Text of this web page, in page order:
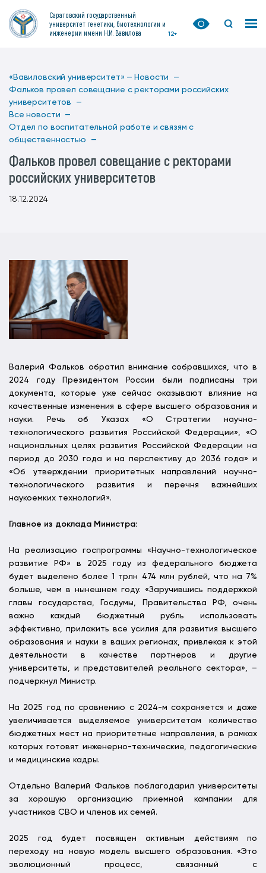
Саратовский государственный
университет генетики, биотехнологии и
инженерии имени Н.И. Вавилова
12+
«Вавиловский университет» — Новости —
Фальков провел совещание с ректорами российских
университетов —
Все новости —
Отдел по воспитательной работе и связям с
общественностью —
Фальков провел совещание с ректорами
российских университетов
18.12.2024
Валерий Фальков обратил внимание собравшихся, что в
2024 году Президентом России были подписаны три
документа, которые уже сейчас оказывают влияние на
качественные изменения в сфере высшего образования и
науки. Речь об Указах «О Стратегии научно-
технологического развития Российской Федерации», «О
национальных целях развития Российской Федерации на
период до 2030 года и на перспективу до 2036 года» и
«Об утверждении приоритетных направлений научно-
технологического развития и перечня важнейших
наукоемких технологий».
Главное из доклада Министра:
На реализацию госпрограммы «Научно-технологическое
развитие РФ» в 2025 году из федерального бюджета
будет выделено более 1 трлн 474 млн рублей, что на 7%
больше, чем в нынешнем году. «Заручившись поддержкой
главы государства, Госдумы, Правительства РФ, очень
важно каждый бюджетный рубль использовать
эффективно, приложить все усилия для развития высшего
образования и науки в ваших регионах, привлекая к этой
деятельности в качестве партнеров и другие
университеты, и представителей реального сектора», –
подчеркнул Министр.
На 2025 год по сравнению с 2024-м сохраняется и даже
увеличивается выделяемое университетам количество
бюджетных мест на приоритетные направления, в рамках
которых готовят инженерно-технические, педагогические
и медицинские кадры.
Отдельно Валерий Фальков поблагодарил университеты
за хорошую организацию приемной кампании для
участников СВО и членов их семей.
2025 год будет посвящен активным действиям по
переходу на новую модель высшего образования. «Это
эволюционный процесс, связанный с